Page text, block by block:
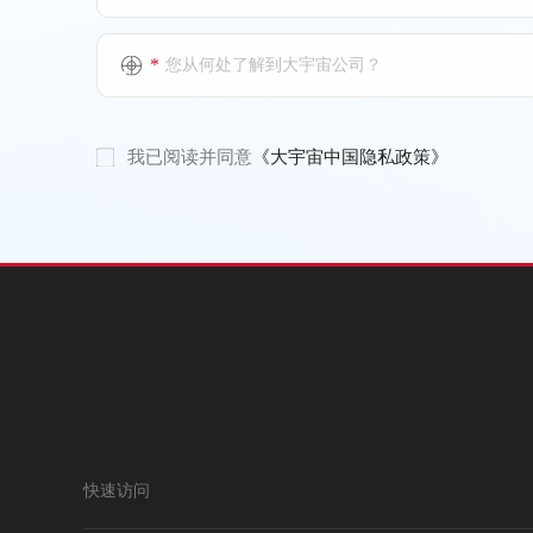
您从何处了解到大宇宙公司？
*
我已阅读并同意 《大宇宙中国隐私政策》
快速访问